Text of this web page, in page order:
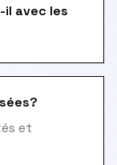
avec les
et